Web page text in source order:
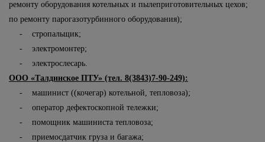
ремонту оборудования котельных и пылеприготовительных цехов;
по ремонту парогазотурбинного оборудования);
- стропальщик;
- электромонтер;
- электрослесарь.
ООО «Талдинское ПТУ» (тел. 8(3843)7-90-249):
- машинист ((кочегар) котельной, тепловоза);
- оператор дефектоскопной тележки;
- помощник машиниста тепловоза;
- приемосдатчик груза и багажа;